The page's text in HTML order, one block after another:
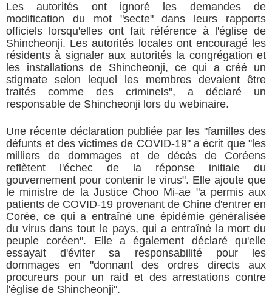
Les autorités ont ignoré les demandes de
modification du mot "secte" dans leurs rapports
officiels lorsqu'elles ont fait référence à l'église de
Shincheonji. Les autorités locales ont encouragé les
résidents à signaler aux autorités la congrégation et
les installations de Shincheonji, ce qui a créé un
stigmate selon lequel les membres devaient être
traités comme des criminels", a déclaré un
responsable de Shincheonji lors du webinaire.
Une récente déclaration publiée par les "familles des
défunts et des victimes de COVID-19" a écrit que "les
milliers de dommages et de décès de Coréens
reflètent l'échec de la réponse initiale du
gouvernement pour contenir le virus". Elle ajoute que
le ministre de la Justice Choo Mi-ae "a permis aux
patients de COVID-19 provenant de Chine d'entrer en
Corée, ce qui a entraîné une épidémie généralisée
du virus dans tout le pays, qui a entraîné la mort du
peuple coréen". Elle a également déclaré qu'elle
essayait d'éviter sa responsabilité pour les
dommages en "donnant des ordres directs aux
procureurs pour un raid et des arrestations contre
l'église de Shincheonji".